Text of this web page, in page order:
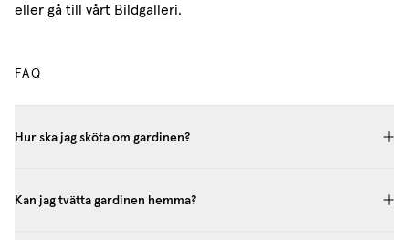
eller gå till vårt Bildgalleri.
FAQ
Hur ska jag sköta om gardinen?
Kan jag tvätta gardinen hemma?